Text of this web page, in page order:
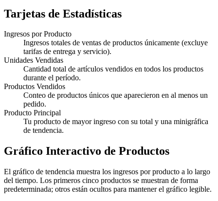
Tarjetas de Estadísticas
Ingresos por Producto
Ingresos totales de ventas de productos únicamente (excluye
tarifas de entrega y servicio).
Unidades Vendidas
Cantidad total de artículos vendidos en todos los productos
durante el período.
Productos Vendidos
Conteo de productos únicos que aparecieron en al menos un
pedido.
Producto Principal
Tu producto de mayor ingreso con su total y una minigráfica
de tendencia.
Gráfico Interactivo de Productos
El gráfico de tendencia muestra los ingresos por producto a lo largo
del tiempo. Los primeros cinco productos se muestran de forma
predeterminada; otros están ocultos para mantener el gráfico legible.